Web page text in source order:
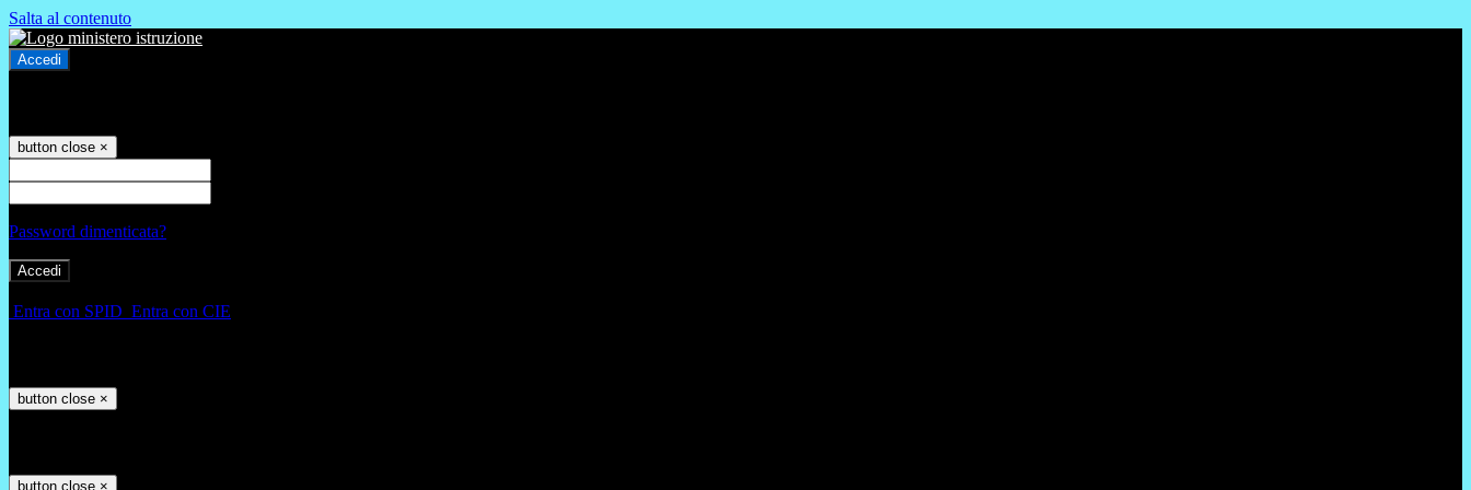
Salta al contenuto
Accedi
button close ×
Password dimenticata?
Entra con SPID Entra con CIE
button close ×
button close ×